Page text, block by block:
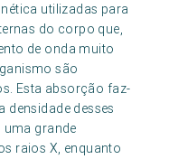
utilizadas para
do corpo que,
de onda muito
são
Esta absorção faz-
densidade desses
uma grande
raios X, enquanto